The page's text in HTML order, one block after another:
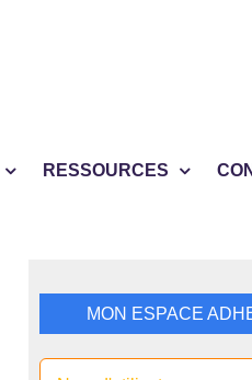
RESSOURCES
MON ESPACE